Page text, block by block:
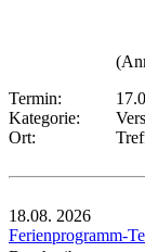
Termin:
Kategorie:
Ort:
18.08. 2026
Ferienprogramm-